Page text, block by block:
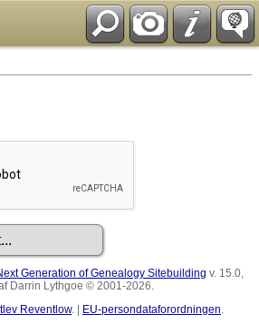
Generation of Genealogy Sitebuilding v. 15.0,
Darrin Lythgoe © 2001-2026.
Reventlow. | EU-persondataforordningen.